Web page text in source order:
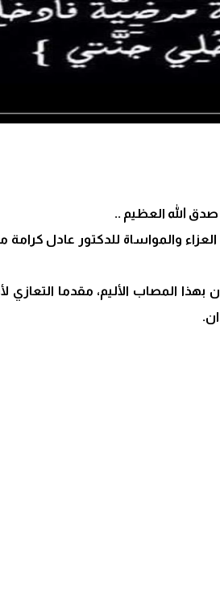
الله العظيم ..
والمواساة للدكتور عادل
الأليم، مقدما التعازي